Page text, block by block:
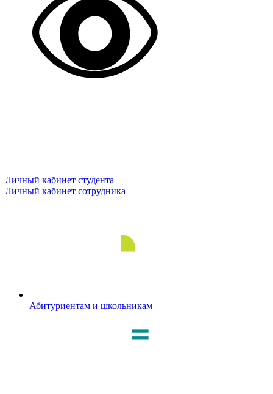
Личный кабинет студента
Личный кабинет сотрудника
Абитуриентам и школьникам